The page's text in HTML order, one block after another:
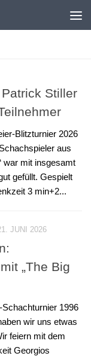
Stiller
Blitzturnier 2026
aus
war mit insgesamt
gefüllt. Gespielt
3 min+2...
JUNI 2026
„The Big
1996
wir uns etwas
feiern mit dem
Georgios